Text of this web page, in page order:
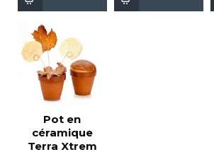
Pot en
céramique
Terra Xtrem